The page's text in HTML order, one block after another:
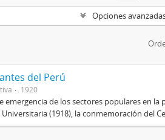
Opciones
del Perú
1920
de los sectores populares en
(1918), la conmemoración del